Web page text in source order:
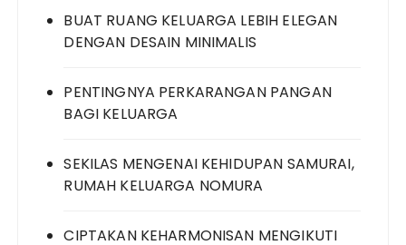
BUAT RUANG KELUARGA LEBIH ELEGAN
DENGAN DESAIN MINIMALIS
PENTINGNYA PERKARANGAN PANGAN
BAGI KELUARGA
SEKILAS MENGENAI KEHIDUPAN SAMURAI,
RUMAH KELUARGA NOMURA
CIPTAKAN KEHARMONISAN MENGIKUTI